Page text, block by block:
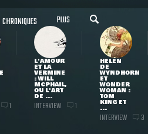
CHRONIQUES PLUS
1
L'AMOUR
ET LA
VERMINE
: WILL
MCPHAIL,
OU L'ART
DE ...
INTERVIEW 1
HELEN
DE
WYNDHORN
ET
WONDER
WOMAN :
TOM
KING ET
...
INTERVIEW 3